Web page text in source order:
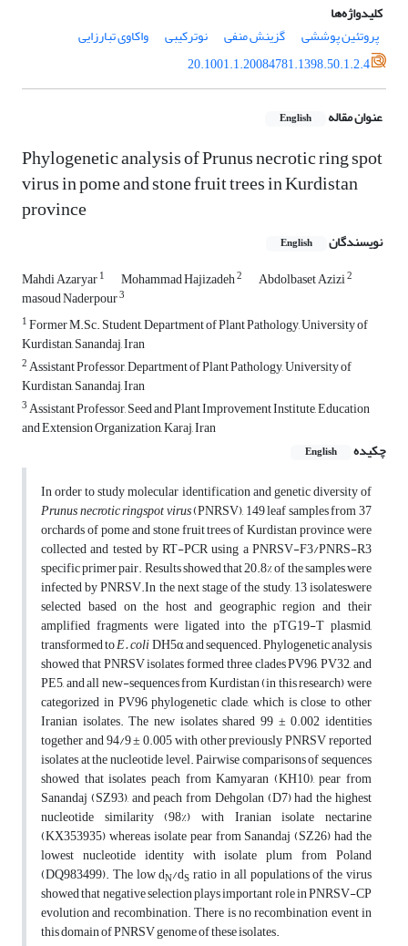
کلیدواژه‌ها
پروتئین پوششی
گزینش منفی نوترکیبی
واکاوی تبارزایی
20.1001.1.20084781.1398.50.1.2.4
عنوان مقاله English
Phylogenetic analysis of Prunus necrotic ring spot
virus in pome and stone fruit trees in Kurdistan
province
نویسندگان English
Mahdi Azaryar1 Mohammad Hajizadeh2 Abdolbaset Azizi2
masoud Naderpour3
1Former M.Sc. Student, Department of Plant Pathology, University of
Kurdistan, Sanandaj, Iran
2Assistant Professor, Department of Plant Pathology, University of
Kurdistan, Sanandaj, Iran
3Assistant Professor, Seed and Plant Improvement Institute, Education
and Extension Organization, Karaj, Iran
چکیده
English
In order to study molecular identification and genetic diversity of
Prunus necrotic ringspot virus(PNRSV), 149 leaf samples from 37
orchards of pome and stone fruit trees of Kurdistan province were
collected and tested by RT-PCR using a PNRSV-F3/PNRS-R3
specific primer pair. Results showed that 20.8% of the samples were
infected by PNRSV.In the next stage of the study, 13 isolateswere
selected based on the host and geographic region and their
amplified fragments were ligated into the pTG19-T plasmid,
transformed toE. coliDH5α, and sequenced. Phylogenetic analysis
showed that PNRSV isolates formed three clades PV96, PV32, and
PE5, and all new-sequences from Kurdistan (in this research) were
categorized in PV96 phylogenetic clade, which is close to other
Iranian isolates. The new isolates shared 99 ± 0.002 identities
together and 94/9 ± 0.005 with other previously PNRSV reported
isolates at the nucleotide level. Pairwise comparisons of sequences
showed that isolates peach from Kamyaran (KH10), pear from
Sanandaj (SZ93), and peach from Dehgolan (D7) had the highest
nucleotide similarity (98%) with Iranian isolate nectarine
(KX353935) whereas isolate pear from Sanandaj (SZ26) had the
lowest nucleotide identity with isolate plum from Poland
(DQ983499). The low dN/dS ratio in all populations of the virus
showed that negative selection plays important role in PNRSV-CP
evolution and recombination. There is no recombination event in
this domain of PNRSV genome of these isolates.